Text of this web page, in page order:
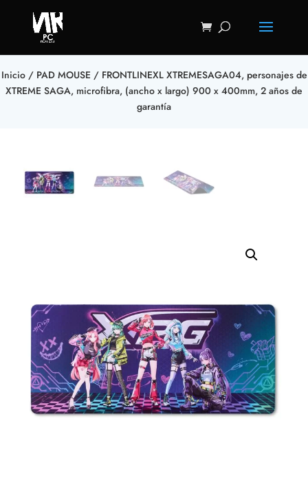
Inicio/ PAD MOUSE / FRONTLINEXL XTREMESAGA04, personajes de
XTREME SAGA, microfibra, (ancho x largo) 900 x 400mm, 2 años de
garantía